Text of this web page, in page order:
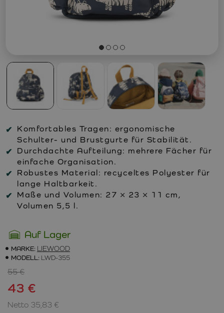
Komfortables Tragen: ergonomische
Schulter- und Brustgurte für Stabilität.
Durchdachte Aufteilung: mehrere Fächer für
einfache Organisation.
Robustes Material: recyceltes Polyester für
lange Haltbarkeit.
Maße und Volumen: 27 × 23 × 11 cm,
Volumen 5,5 l.
Auf Lager
MARKE: LIEWOOD
MODELL: LWD-355
43 €
55 €
Netto 35,83 €